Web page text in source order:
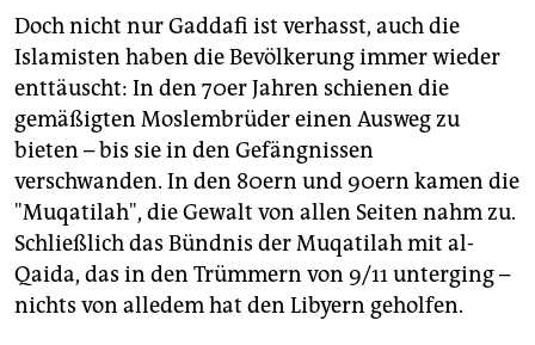
Doch nicht nur Gaddafi ist verhasst, auch die
Islamisten haben die Bevölkerung immer wieder
enttäuscht: In den 70er Jahren schienen die
gemäßigten Moslembrüder einen Ausweg zu
bieten – bis sie in den Gefängnissen
verschwanden. In den 80ern und 90ern kamen die
"Muqatilah", die Gewalt von allen Seiten nahm zu.
Schließlich das Bündnis der Muqatilah mit al-
Qaida, das in den Trümmern von 9/11 unterging –
nichts von alledem hat den Libyern geholfen.